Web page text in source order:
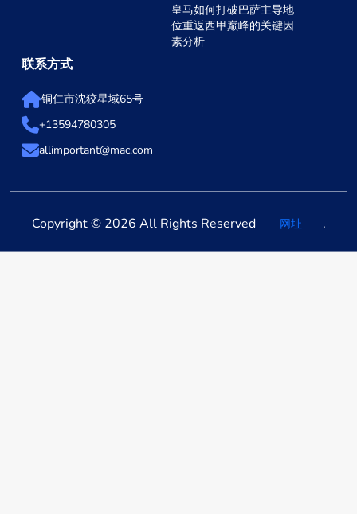
皇马如何打破巴萨主导地
位重返西甲巅峰的关键因
素分析
联系方式
铜仁市沈狡星域65号
+13594780305
allimportant@mac.com
Copyright © 2026 All Rights Reserved 网址 .